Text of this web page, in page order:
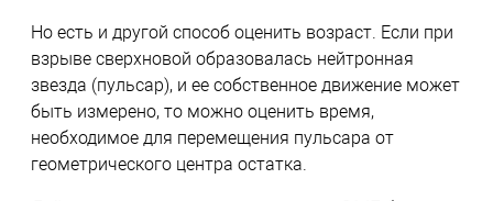
Но есть и другой способ оценить возраст. Если при
взрыве сверхновой образовалась нейтронная
звезда (пульсар), и ее собственное движение может
быть измерено, то можно оценить время,
необходимое для перемещения пульсара от
геометрического центра остатка.